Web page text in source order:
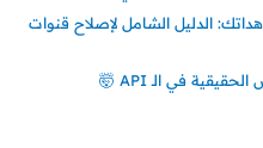
الدليل الشامل لإصلاح قنوات